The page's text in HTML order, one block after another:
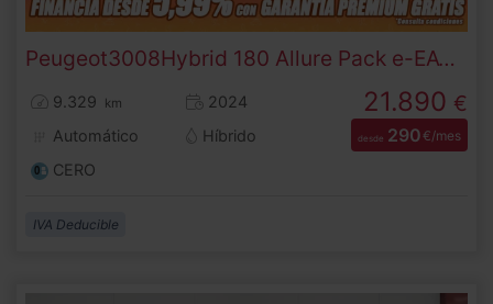
Peugeot3008 Hybrid 180 Allure Pack e-EAT8 132 kW (180 CV)
9.329 km
2024
Automático
Híbrido
CERO
21.890 €
desde 290€/mes
IVA Deducible